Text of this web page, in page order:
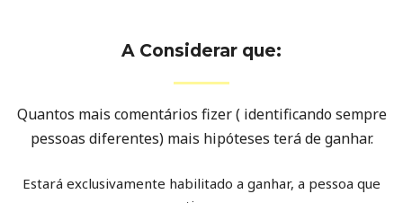
A Considerar que:
Quantos mais comentários fizer ( identificando sempre
pessoas diferentes) mais hipóteses terá de ganhar.
Estará exclusivamente habilitado a ganhar, a pessoa que